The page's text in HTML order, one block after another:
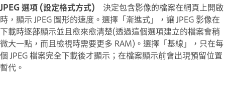
JPEG 選項 (設定格式方式)
決定包含影像的檔案在網頁上開啟
時，顯示 JPEG 圖形的速度。選擇「漸進式」，讓 JPEG 影像在
下載時逐部顯示並且愈來愈清楚(透過這個選項建立的檔案會稍
微大一點，而且檢視時需要更多 RAM)。選擇「基線」，只在每
個 JPEG 檔案完全下載後才顯示；在檔案顯示前會出現預留位置
暫代。